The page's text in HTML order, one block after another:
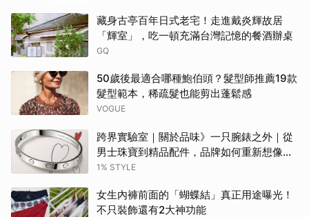
藏身古亭百年日式老宅！走進戴炎輝故居
「輝室」，吃一頓充滿台灣記憶的餐酒辦桌
GQ
50歲後最適合哪種鮑伯頭？髮型師推薦19款
髮型範本，稀疏髮也能剪出蓬鬆感
VOGUE
跨界實驗室｜關於品味》一只腕錶之外｜從
男士珠寶到精品配件，品牌如何重新想像當
代男性？
1% STYLE
女生內褲前面的「蝴蝶結」真正用途曝光！
不只裝飾還有2大神功能